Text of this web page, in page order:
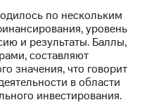
по нескольким
уровень
и результаты. Баллы,
составляют
значения, что говорит
в области
инвестирования.